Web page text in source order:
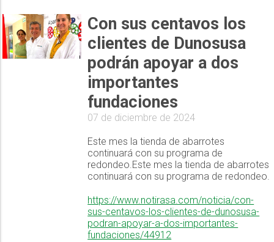
Con sus centavos los
clientes de Dunosusa
podrán apoyar a dos
importantes
fundaciones
07 de diciembre de 2024
Este mes la tienda de abarrotes
continuará con su programa de
redondeo.Este mes la tienda de abarrotes
continuará con su programa de redondeo.
https://www.notirasa.com/noticia/con-
sus-centavos-los-clientes-de-dunosusa-
podran-apoyar-a-dos-importantes-
fundaciones/44912